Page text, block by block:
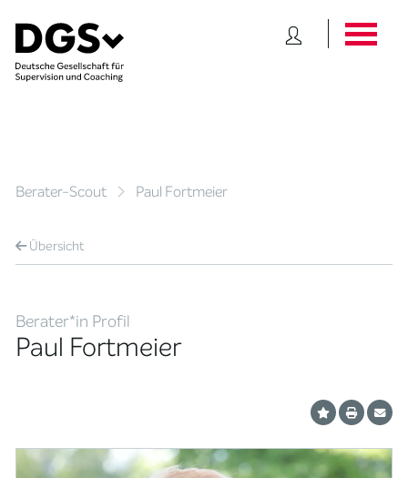
Berater-Scout Paul Fortmeier
Übersicht
Berater*in Profil
Paul Fortmeier